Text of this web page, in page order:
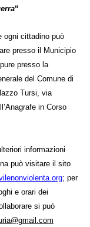
“
ogni cittadino può
presso il Municipio
presso la
del Comune di
Tursi, via
in Corso
informazioni
può visitare il sito
; per
e orari dei
si può